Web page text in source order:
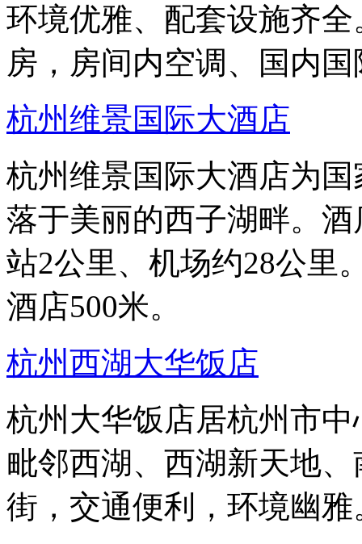
环境优雅、配套设施齐
房，房间内空调、国内
杭州维景国际大酒店
杭州维景国际大酒店为
落于美丽的西子湖畔。
站2公里、机场约28公里
酒店500米。
杭州西湖大华饭店
杭州大华饭店居杭州市
毗邻西湖、西湖新天地
街，交通便利，环境幽雅